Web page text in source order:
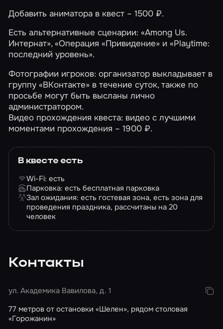
Добавить аниматора в квест – 1500 ₽.
Есть альтернативные сценарии:«Among Us.
Интернат»,«Операция «Привидение» и«Playtime:
последний уровень».
Фотографии игроков: организатор выкладывает в
группу «ВКонтакте» в течение суток, также по
просьбе могут быть высланы лично
администратором.
Видео прохождения квеста: видео с лучшими
моментами прохождения – 1900 ₽.
В квесте есть
Wi-Fi: есть
Парковка: есть бесплатная парковка
Зал ожидания: есть гостевая зона, есть зона для
проведения праздника, рассчитаны на 20
человек
Контакты
ул. Академика Вавилова, д. 1
77 метров от остановки «Шелен», рядом столовая
«Горожанин»